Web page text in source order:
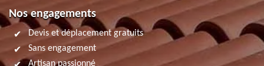
Nos engagements
Devis et déplacement gratuits
Sans engagement
Artisan passionné